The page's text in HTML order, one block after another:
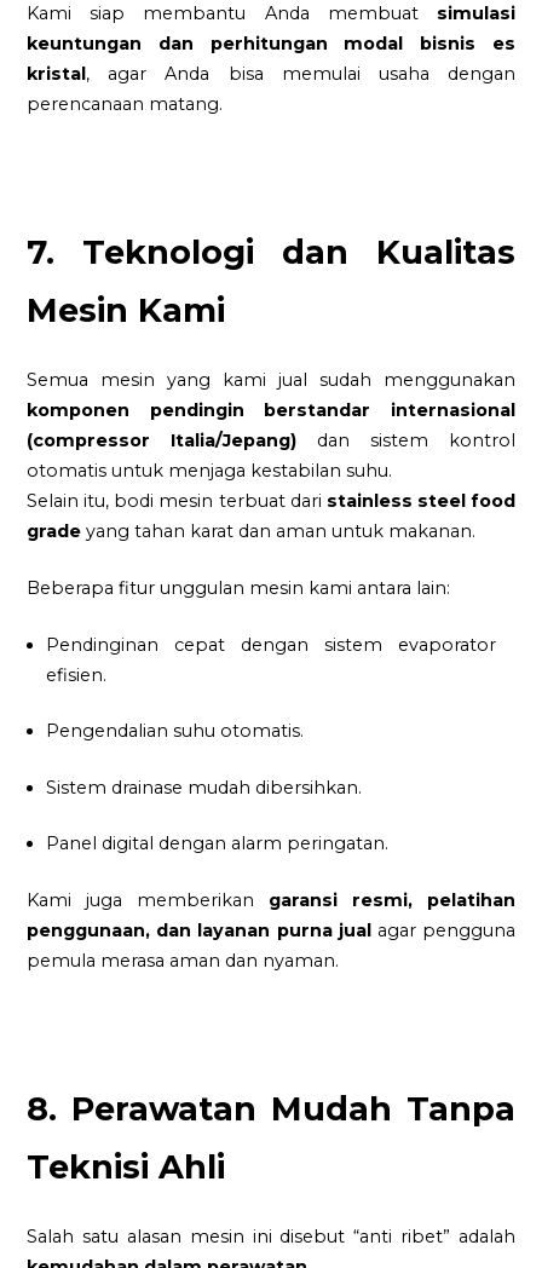
Kami siap membantu Anda membuat simulasi
keuntungan dan perhitungan modal bisnis es
kristal, agar Anda bisa memulai usaha dengan
perencanaan matang.
7. Teknologi dan Kualitas
Mesin Kami
Semua mesin yang kami jual sudah menggunakan
komponen pendingin berstandar internasional
(compressor Italia/Jepang) dan sistem kontrol
otomatis untuk menjaga kestabilan suhu.
Selain itu, bodi mesin terbuat dari stainless steel food
grade yang tahan karat dan aman untuk makanan.
Beberapa fitur unggulan mesin kami antara lain:
Pendinginan cepat dengan sistem evaporator
efisien.
Pengendalian suhu otomatis.
Sistem drainase mudah dibersihkan.
Panel digital dengan alarm peringatan.
Kami juga memberikan garansi resmi, pelatihan
penggunaan, dan layanan purna jualagar pengguna
pemula merasa aman dan nyaman.
8. Perawatan Mudah Tanpa
Teknisi Ahli
Salah satu alasan mesin ini disebut “anti ribet” adalah